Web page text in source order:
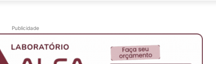
Publicidade